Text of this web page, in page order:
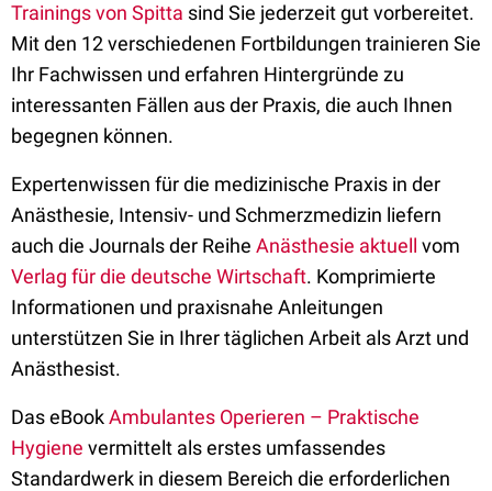
Trainings von Spitta sind Sie jederzeit gut vorbereitet.
Mit den 12 verschiedenen Fortbildungen trainieren Sie
Ihr Fachwissen und erfahren Hintergründe zu
interessanten Fällen aus der Praxis, die auch Ihnen
begegnen können.
Expertenwissen für die medizinische Praxis in der
Anästhesie, Intensiv- und Schmerzmedizin liefern
auch die Journals der Reihe Anästhesie aktuell vom
Verlag für die deutsche Wirtschaft. Komprimierte
Informationen und praxisnahe Anleitungen
unterstützen Sie in Ihrer täglichen Arbeit als Arzt und
Anästhesist.
Das eBookAmbulantes Operieren – Praktische
Hygiene vermittelt als erstes umfassendes
Standardwerk in diesem Bereich die erforderlichen